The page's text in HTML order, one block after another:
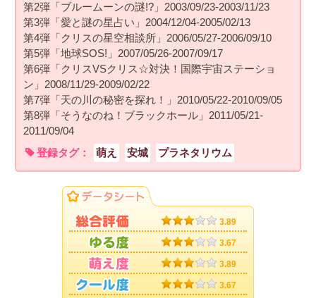
第2弾「ブルームーンの謎!?」2003/09/23-2003/11/23
第3弾「愛と謎の星占い」2004/12/04-2005/02/13
第4弾「クリスの星空相談所」2006/05/27-2006/09/10
第5弾「地球SOS!」2007/05/26-2007/09/17
第6弾「クリスVSクリス☆対決！国際宇宙ステーショ
ン」2008/11/29-2009/02/22
第7弾「天の川の秘密を探れ！」2010/05/22-2010/09/05
第8弾「そうなのね！ブラックホール」2011/05/21-
2011/09/04
登録タグ：
萌え 安城 プラネタリウム
3.89
3.67
3.89
3.67